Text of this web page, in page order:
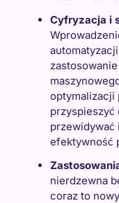
Cyfryzacja i
optymalizacji
przyspieszyć
przewidywać
efektywność
nierdzewna
coraz to